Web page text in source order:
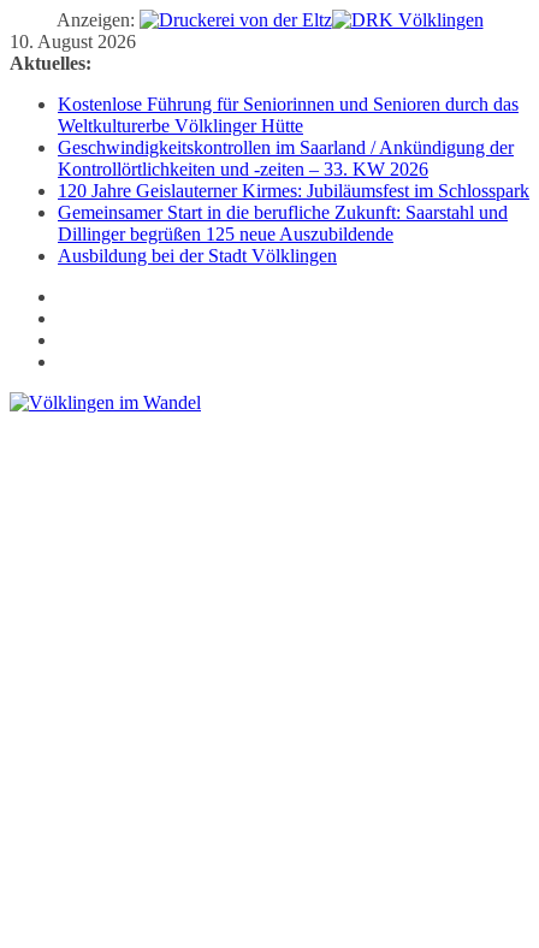
Anzeigen:
Zum
Inhalt
10. August 2026
Aktuelles:
Kostenlose Führung für Seniorinnen und Senioren durch das
Weltkulturerbe Völklinger Hütte
Geschwindigkeitskontrollen im Saarland / Ankündigung der
Kontrollörtlichkeiten und -zeiten – 33. KW 2026
120 Jahre Geislauterner Kirmes: Jubiläumsfest im Schlosspark
Gemeinsamer Start in die berufliche Zukunft: Saarstahl und
Dillinger begrüßen 125 neue Auszubildende
Ausbildung bei der Stadt Völklingen